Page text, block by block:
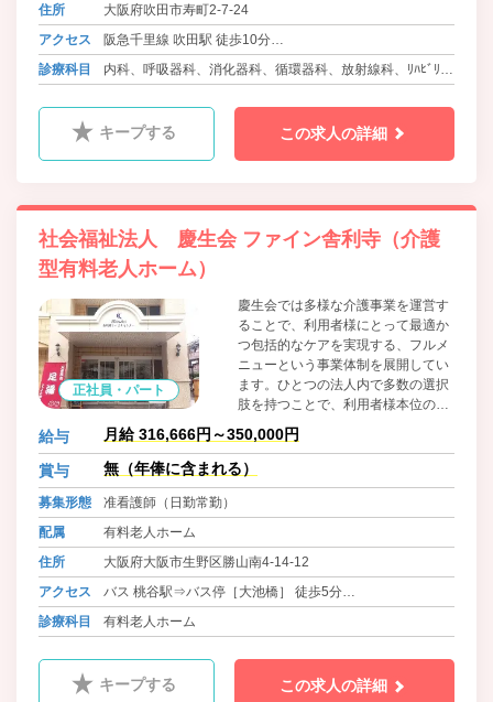
住所
大阪府吹田市寿町2-7-24
アクセス
阪急千里線 吹田駅 徒歩10分
JR東海道本線 吹田駅 徒歩15分
診療科目
内科、呼吸器科、消化器科、循環器科、放射線科、ﾘﾊﾋﾞﾘﾃｰ
キープする この求人の詳細
社会福祉法人 慶生会 ファイン舎利寺（介護
型有料老人ホーム）
正社員・パート
慶生会では多様な介護事業を運営す
ることで、利用者様にとって最適か
つ包括的なケアを実現する、フルメ
ニューという事業体制を展開してい
ます。ひとつの法人内で多数の選択
肢を持つことで、利用者様本位のサ
ービスを提供することが可能です。
また、法人内に多様な介護事業を抱
えることは、転職をせずに豊富な経
験が積めるという点で、職員たちの
給与 月給 316,666円～350,000円
賞与 無（年俸に含まれる）
募集形態
准看護師（日勤常勤）
配属
有料老人ホーム
住所
大阪府大阪市生野区勝山南4-14-12
アクセス
バス 桃谷駅⇒バス停［大池橋］ 徒歩5分
バス 天王寺駅⇒バス停［大池橋］ 徒歩5分
診療科目 有料老人ホーム
キープする この求人の詳細